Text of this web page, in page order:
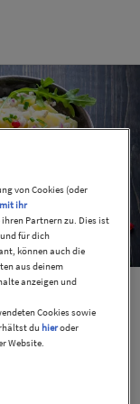
von Cookies (oder
ihr
Partnern zu. Dies ist
für dich
können auch die
aus deinem
anzeigen und
Cookies sowie
du hieroder
Website.